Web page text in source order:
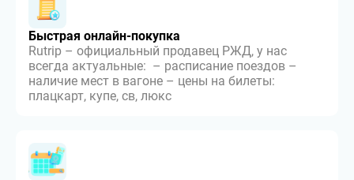
Быстрая онлайн-покупка
Rutrip – официальный продавец РЖД, у нас
всегда актуальные: – расписание поездов –
наличие мест в вагоне – цены на билеты:
плацкарт, купе, св, люкс